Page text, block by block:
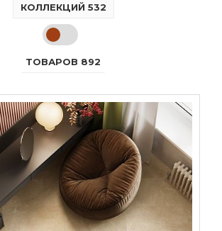
КОЛЛЕКЦИЙ 532
ТОВАРОВ 892